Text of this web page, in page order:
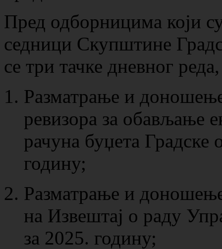
Пред одборницима који
седници Скупштине
се три тачке дневног
Разматрање и
ревизора за обављање
рачуна буџета
годину;
Разматрање и
на Извештај о раду
за 2025. годину;